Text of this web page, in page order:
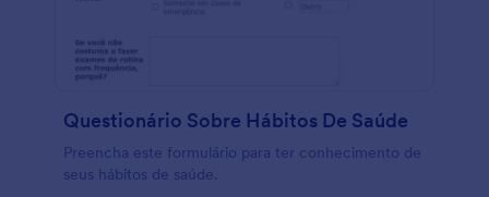
Questionário Sobre Hábitos De Saúde
Preencha este formulário para ter conhecimento de
seus hábitos de saúde.